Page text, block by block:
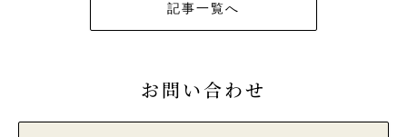
記事一覧へ
お問い合わせ